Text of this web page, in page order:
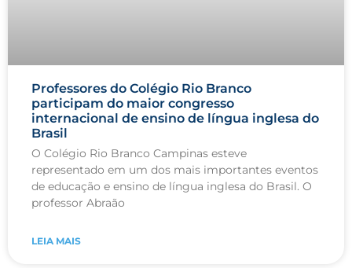
Professores do Colégio Rio Branco
participam do maior congresso
internacional de ensino de língua inglesa do
Brasil
O Colégio Rio Branco Campinas esteve
representado em um dos mais importantes eventos
de educação e ensino de língua inglesa do Brasil. O
professor Abraão
LEIA MAIS